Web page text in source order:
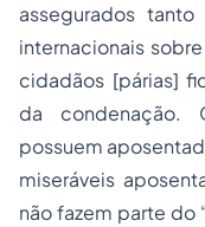
assegurados
internacionais
cidadãos [párias]
da condenação.
possuem
miseráveis
não fazem parte do